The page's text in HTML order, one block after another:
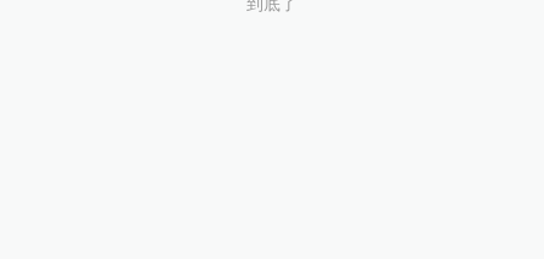
到底了